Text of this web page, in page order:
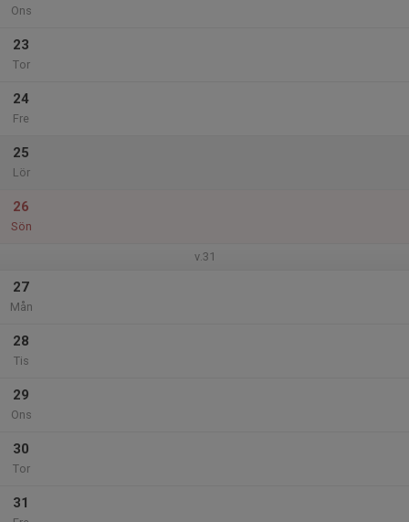
Ons
23
Tor
24
Fre
25
Lör
26
Sön
v.31
27
Mån
28
Tis
29
Ons
30
Tor
31